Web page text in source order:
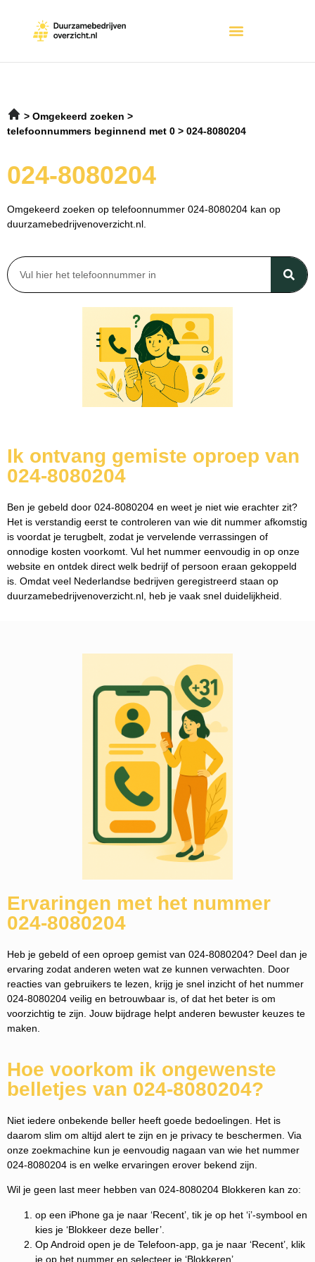
Omgekeerd zoeken
telefoonnummers beginnend met 0
024-8080204
024-8080204
Omgekeerd zoeken op telefoonnummer 024-8080204 kan op
duurzamebedrijvenoverzicht.nl.
Ik ontvang gemiste oproep van
024-8080204
Ben je gebeld door 024-8080204 en weet je niet wie erachter zit?
Het is verstandig eerst te controleren van wie dit nummer afkomstig
is voordat je terugbelt, zodat je vervelende verrassingen of
onnodige kosten voorkomt. Vul het nummer eenvoudig in op onze
website en ontdek direct welk bedrijf of persoon eraan gekoppeld
is. Omdat veel Nederlandse bedrijven geregistreerd staan op
duurzamebedrijvenoverzicht.nl, heb je vaak snel duidelijkheid.
Ervaringen met het nummer
024-8080204
Heb je gebeld of een oproep gemist van 024-8080204? Deel dan je
ervaring zodat anderen weten wat ze kunnen verwachten. Door
reacties van gebruikers te lezen, krijg je snel inzicht of het nummer
024-8080204 veilig en betrouwbaar is, of dat het beter is om
voorzichtig te zijn. Jouw bijdrage helpt anderen bewuster keuzes te
maken.
Hoe voorkom ik ongewenste
belletjes van 024-8080204?
Niet iedere onbekende beller heeft goede bedoelingen. Het is
daarom slim om altijd alert te zijn en je privacy te beschermen. Via
onze zoekmachine kun je eenvoudig nagaan van wie het nummer
024-8080204 is en welke ervaringen erover bekend zijn.
Wil je geen last meer hebben van 024-8080204 Blokkeren kan zo:
op een iPhone ga je naar ‘Recent’, tik je op het ‘i’-symbool en
kies je ‘Blokkeer deze beller’.
Op Android open je de Telefoon-app, ga je naar ‘Recent’, klik
je op het nummer en selecteer je ‘Blokkeren’.